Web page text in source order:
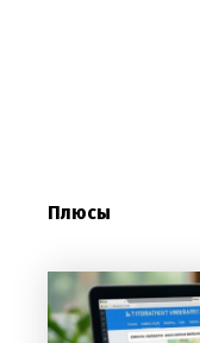
Плюсы